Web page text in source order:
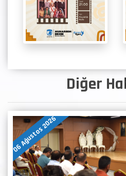
Diğer
06 Ağustos 2026